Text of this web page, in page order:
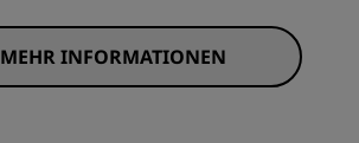
MEHR INFORMATIONEN